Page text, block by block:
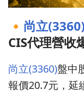
🔸 尚立
CIS代理營收
尚立(3360)盤中
報價20.7元，延